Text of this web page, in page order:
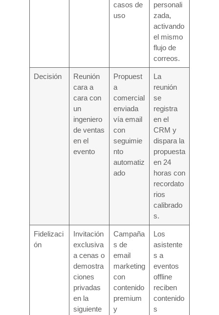
casos de
uso
personali
zada,
activando
el mismo
flujo de
correos.
Decisión
Reunión
cara a
cara con
un
ingeniero
de ventas
en el
evento
Propuest
a
comercial
enviada
vía email
con
seguimie
nto
automatiz
ado
La
reunión
se
registra
en el
CRM y
dispara la
propuesta
en 24
horas con
recordato
rios
calibrado
s.
Fidelizaci
ón
Invitación
exclusiva
a cenas o
demostra
ciones
privadas
en la
siguiente
Campaña
s de
email
marketing
con
contenido
premium
y
Los
asistente
s a
eventos
offline
reciben
contenido
s